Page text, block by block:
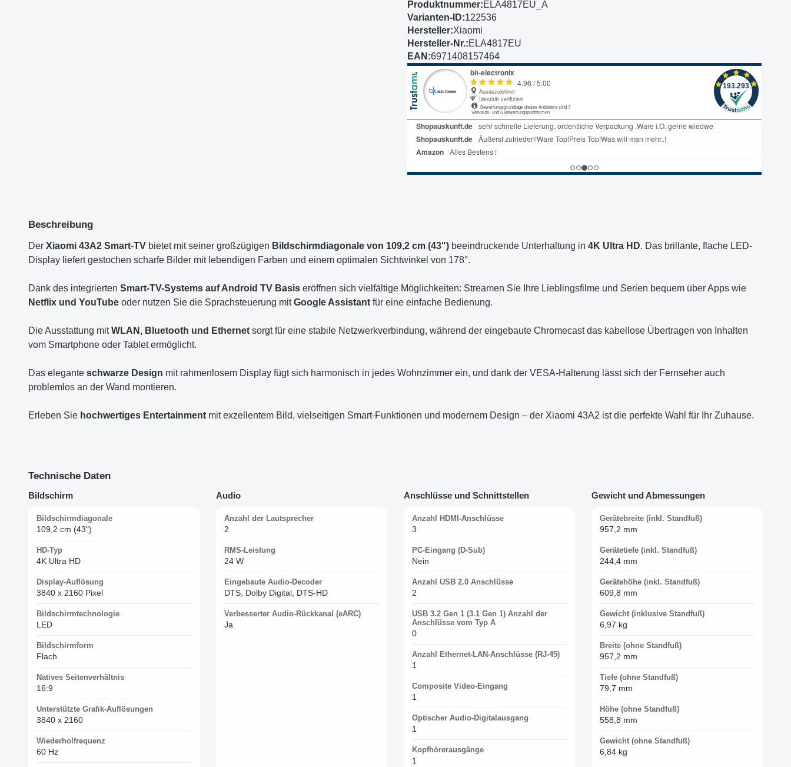
Produktnummer:ELA4817EU_A
Varianten-ID:122536
Hersteller:Xiaomi
Hersteller-Nr.:ELA4817EU
EAN:6971408157464
Beschreibung
Der Xiaomi 43A2 Smart-TV bietet mit seiner großzügigen Bildschirmdiagonale von 109,2 cm (43") beeindruckende Unterhaltung in 4K Ultra HD. Das brillante, flache LED-
Display liefert gestochen scharfe Bilder mit lebendigen Farben und einem optimalen Sichtwinkel von 178°.
Dank des integrierten Smart-TV-Systems auf Android TV Basis eröffnen sich vielfältige Möglichkeiten: Streamen Sie Ihre Lieblingsfilme und Serien bequem über Apps wie
Netflix und YouTube oder nutzen Sie die Sprachsteuerung mitGoogle Assistant für eine einfache Bedienung.
Die Ausstattung mitWLAN, Bluetooth und Ethernet sorgt für eine stabile Netzwerkverbindung, während der eingebaute Chromecast das kabellose Übertragen von Inhalten
vom Smartphone oder Tablet ermöglicht.
Das elegante schwarze Design mit rahmenlosem Display fügt sich harmonisch in jedes Wohnzimmer ein, und dank der VESA-Halterung lässt sich der Fernseher auch
problemlos an der Wand montieren.
Erleben Sie hochwertiges Entertainment mit exzellentem Bild, vielseitigen Smart-Funktionen und modernem Design – der Xiaomi 43A2 ist die perfekte Wahl für Ihr Zuhause.
Technische Daten
Bildschirm
Bildschirmdiagonale
109,2 cm (43")
HD-Typ
4K Ultra HD
Display-Auflösung
3840 x 2160 Pixel
Bildschirmtechnologie
LED
Bildschirmform
Flach
Natives Seitenverhältnis
16:9
Unterstützte Grafik-Auflösungen
3840 x 2160
Wiederholfrequenz
60 Hz
Audio
Anzahl der Lautsprecher
2
RMS-Leistung
24 W
Eingebaute Audio-Decoder
DTS, Dolby Digital, DTS-HD
Verbesserter Audio-Rückkanal (eARC)
Ja
Anschlüsse und Schnittstellen
Anzahl HDMI-Anschlüsse
3
PC-Eingang (D-Sub)
Nein
Anzahl USB 2.0 Anschlüsse
2
USB 3.2 Gen 1 (3.1 Gen 1) Anzahl der
Anschlüsse vom Typ A
0
Anzahl Ethernet-LAN-Anschlüsse (RJ-45)
1
Composite Video-Eingang
1
Optischer Audio-Digitalausgang
1
Kopfhörerausgänge
1
Gewicht und Abmessungen
Gerätebreite (inkl. Standfuß)
957,2 mm
Gerätetiefe (inkl. Standfuß)
244,4 mm
Gerätehöhe (inkl. Standfuß)
609,8 mm
Gewicht (inklusive Standfuß)
6,97 kg
Breite (ohne Standfuß)
957,2 mm
Tiefe (ohne Standfuß)
79,7 mm
Höhe (ohne Standfuß)
558,8 mm
Gewicht (ohne Standfuß)
6,84 kg